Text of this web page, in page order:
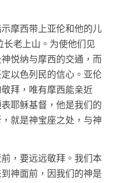
摩西带上亚伦和他的儿
老上山。为使他们见
悦纳与摩西的交通，而
以色列民的信心。亚伦
拜，唯有摩西能亲近
耶稣基督，他是我们的
就是神宝座之处，与神
，要远远敬拜。我们本
神面前，因我们的神是